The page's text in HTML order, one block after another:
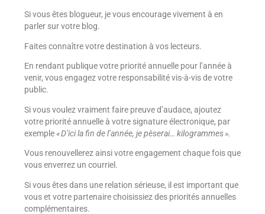
Si vous êtes blogueur, je vous encourage vivement à en
parler sur votre blog.
Faites connaître votre destination à vos lecteurs.
En rendant publique votre priorité annuelle pour l’année à
venir, vous engagez votre responsabilité vis-à-vis de votre
public.
Si vous voulez vraiment faire preuve d’audace, ajoutez
votre priorité annuelle à votre signature électronique, par
exemple« D’ici la fin de l’année, je pèserai… kilogrammes ».
Vous renouvellerez ainsi votre engagement chaque fois que
vous enverrez un courriel.
Si vous êtes dans une relation sérieuse, il est important que
vous et votre partenaire choisissiez des priorités annuelles
complémentaires.